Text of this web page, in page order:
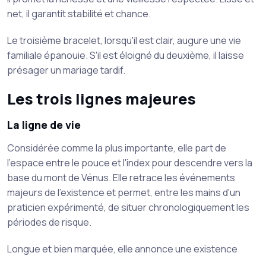
net, il garantit stabilité et chance.
Le troisième bracelet, lorsqu'il est clair, augure une vie
familiale épanouie. S'il est éloigné du deuxième, il laisse
présager un mariage tardif.
Les trois lignes majeures
La ligne de vie
Considérée comme la plus importante, elle part de
l'espace entre le pouce et l'index pour descendre vers la
base du mont de Vénus. Elle retrace les événements
majeurs de l'existence et permet, entre les mains d'un
praticien expérimenté, de situer chronologiquement les
périodes de risque.
Longue et bien marquée, elle annonce une existence